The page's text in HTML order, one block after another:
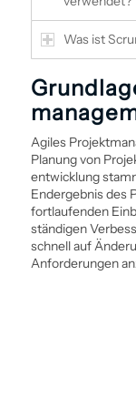
Was ist
Agiles
Planung von
entwicklung
Endergebnis des
fortlaufenden
ständigen
schnell auf
Anforderungen